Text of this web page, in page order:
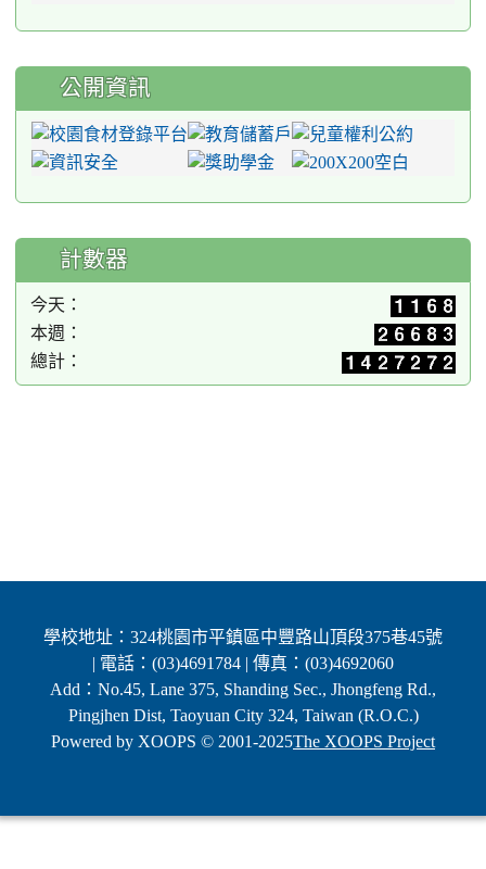
公開資訊
計數器
今天：
本週：
總計：
學校地址：324桃園市平鎮區中豐路山頂段375巷45號
| 電話：(03)4691784 | 傳真：(03)4692060
Add：No.45, Lane 375, Shanding Sec., Jhongfeng Rd.,
Pingjhen Dist, Taoyuan City 324, Taiwan (R.O.C.)
Powered by XOOPS © 2001-2025The XOOPS Project